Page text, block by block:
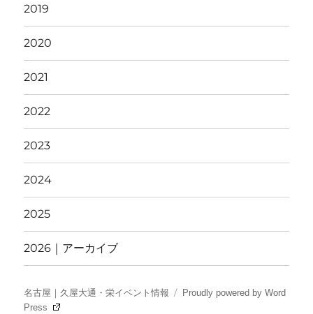
2019
2020
2021
2022
2023
2024
2025
2026｜アーカイブ
名古屋｜久屋大通・栄イベント情報
Proudly powered by Word
Press